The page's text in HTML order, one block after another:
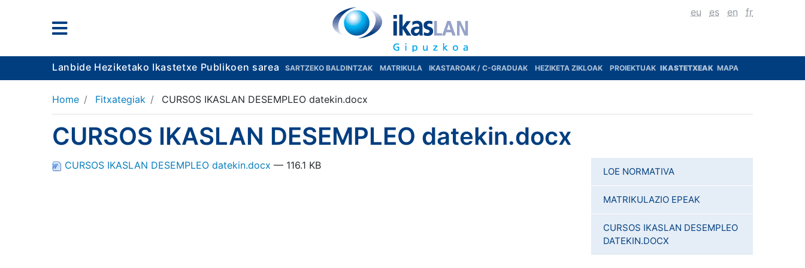
eu es en fr
Lanbide Heziketako Ikastetxe Publikoen sarea SARTZEKO BALDINTZAK MATRIKULA IKASTAROAK / C-GRADUAK HEZIKETA ZIKLOAK PROIEKTUAK IKASTETXEAK MAPA
Home Fitxategiak CURSOS IKASLAN DESEMPLEO datekin.docx
CURSOS IKASLAN DESEMPLEO datekin.docx
CURSOS IKASLAN DESEMPLEO datekin.docx — 116.1 KB
LOE NORMATIVA
MATRIKULAZIO EPEAK
CURSOS IKASLAN DESEMPLEO
DATEKIN.DOCX